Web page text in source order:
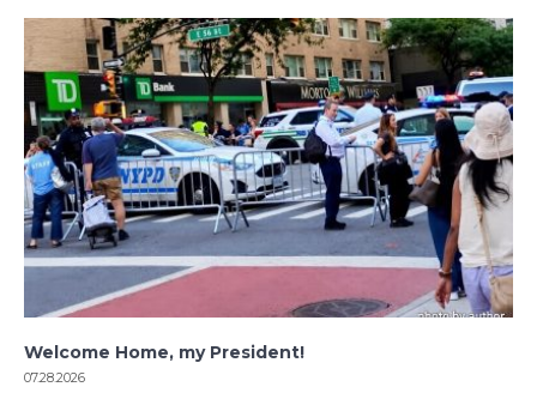
Welcome Home, my President!
07.28.2026